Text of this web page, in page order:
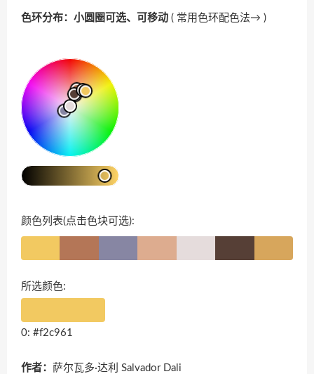
色环分布：小圆圈可选、可移动 ( 常用色环配色法→ )
颜色列表(点击色块可选):
所选颜色:
0: #f2c961
作者： 萨尔瓦多·达利 Salvador Dali